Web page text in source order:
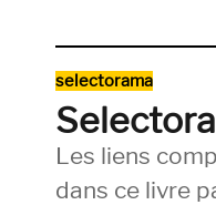
Catégories
selectorama
Les liens
dans ce livre